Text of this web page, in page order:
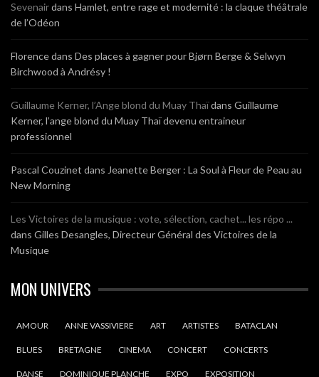
Sevenairdans Hamlet, entre rage et modernité : la claque théâtrale
de l’Odéon
Florencedans Des places à gagner pour Bjørn Berge & Selwyn
Birchwood à Andrésy !
Guillaume Kerner, l’Ange blond du Muay Thaïdans Guillaume
Kerner, l’ange blond du Muay Thaï devenu entraineur
professionnel
Pascal Couzinet dans Jeanette Berger : La Soul à Fleur de Peau au
New Morning
Les Victoires de la musique : vote, sélection, cachet... les répo ...
dans Gilles Desangles, Directeur Général des Victoires de la
Musique
MON UNIVERS
AMOUR ANNE VASSIVIERE ART ARTISTES BATACLAN
BLUES BRETAGNE CINEMA CONCERT CONCERTS
DANSE DOMINIQUE PLANCHE EXPO EXPOSITION